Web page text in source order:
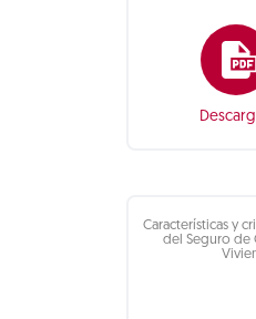
Características y
del Seguro de